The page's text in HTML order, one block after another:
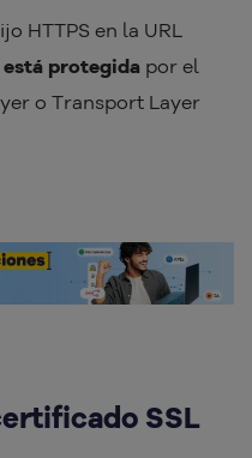
HTTPS en la URL
protegida por el
o Transport Layer
SSL